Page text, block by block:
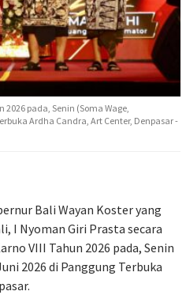
pada, Senin (Soma Wage,
Ardha Candra, Art Center, Denpasar -
Bali Wayan Koster yang
I Nyoman Giri Prasta secara
VIII Tahun 2026 pada, Senin
2026 di Panggung Terbuka